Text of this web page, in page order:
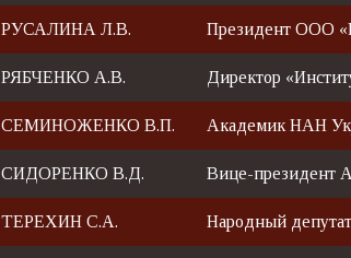
РУСАЛИНА Л.В. Президент ООО
РЯБЧЕНКО А.В. Директор
СЕМИНОЖЕНКО В.П. Академик НАН
СИДОРЕНКО В.Д. Вице-президент
ТЕРЕХИН С.А. Народный